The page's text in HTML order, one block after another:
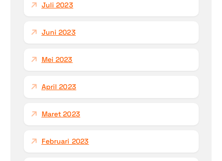
Juli 2023
Juni 2023
Mei 2023
April 2023
Maret 2023
Februari 2023